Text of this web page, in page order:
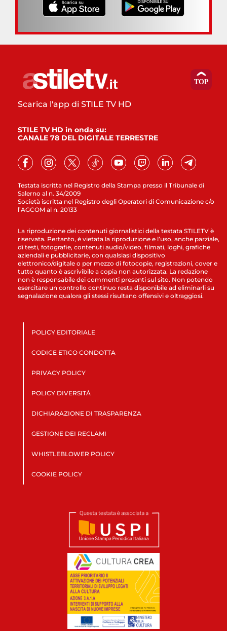
Testata iscritta nel Registro della Stampa presso il Tribunale di
Salerno al n. 34/2009
Società iscritta nel Registro degli Operatori di Comunicazione c/o
l’AGCOM al n. 20133
Scarica l'app di STILE TV HD
STILE TV HD in onda su:
CANALE 78 DEL DIGITALE TERRESTRE
La riproduzione dei contenuti giornalistici della testata STILETV è
riservata. Pertanto, è vietata la riproduzione e l’uso, anche parziale,
di testi, fotografie, contenuti audio/video, filmati, loghi, grafiche
aziendali e pubblicitarie, con qualsiasi dispositivo
elettronico/digitale o per mezzo di fotocopie, registrazioni, cover e
tutto quanto è ascrivibile a copia non autorizzata. La redazione
non è responsabile dei commenti presenti sul sito. Non potendo
esercitare un controllo continuo resta disponibile ad eliminarli su
segnalazione qualora gli stessi risultano offensivi e oltraggiosi.
POLICY EDITORIALE
CODICE ETICO CONDOTTA
PRIVACY POLICY
POLICY DIVERSITÀ
DICHIARAZIONE DI TRASPARENZA
GESTIONE DEI RECLAMI
WHISTLEBLOWER POLICY
COOKIE POLICY